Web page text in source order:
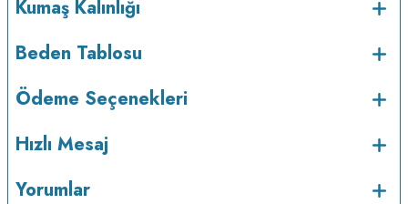
Kumaş Kalınlığı
Beden Tablosu
Ödeme Seçenekleri
Hızlı Mesaj
Yorumlar